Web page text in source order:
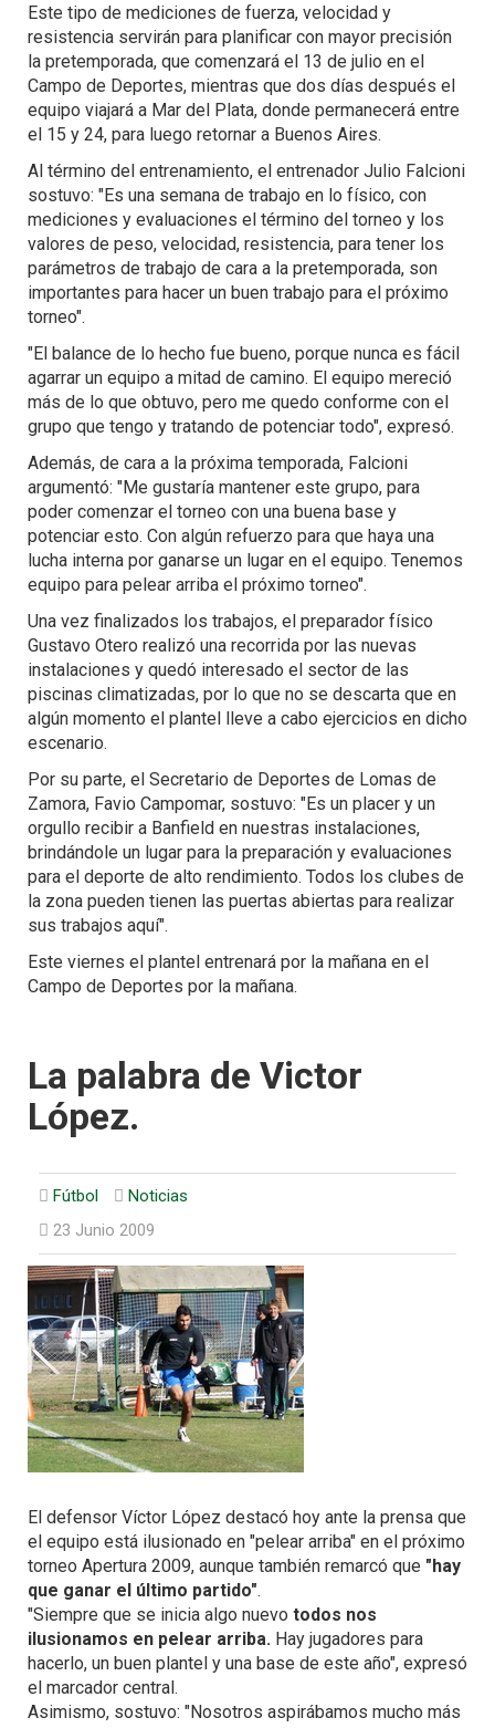
Este tipo de mediciones de fuerza, velocidad y
resistencia servirán para planificar con mayor precisión
la pretemporada, que comenzará el 13 de julio en el
Campo de Deportes, mientras que dos días después el
equipo viajará a Mar del Plata, donde permanecerá entre
el 15 y 24, para luego retornar a Buenos Aires.
Al término del entrenamiento, el entrenador Julio Falcioni
sostuvo: "Es una semana de trabajo en lo físico, con
mediciones y evaluaciones el término del torneo y los
valores de peso, velocidad, resistencia, para tener los
parámetros de trabajo de cara a la pretemporada, son
importantes para hacer un buen trabajo para el próximo
torneo".
"El balance de lo hecho fue bueno, porque nunca es fácil
agarrar un equipo a mitad de camino. El equipo mereció
más de lo que obtuvo, pero me quedo conforme con el
grupo que tengo y tratando de potenciar todo", expresó.
Además, de cara a la próxima temporada, Falcioni
argumentó: "Me gustaría mantener este grupo, para
poder comenzar el torneo con una buena base y
potenciar esto. Con algún refuerzo para que haya una
lucha interna por ganarse un lugar en el equipo. Tenemos
equipo para pelear arriba el próximo torneo".
Una vez finalizados los trabajos, el preparador físico
Gustavo Otero realizó una recorrida por las nuevas
instalaciones y quedó interesado el sector de las
piscinas climatizadas, por lo que no se descarta que en
algún momento el plantel lleve a cabo ejercicios en dicho
escenario.
Por su parte, el Secretario de Deportes de Lomas de
Zamora, Favio Campomar, sostuvo: "Es un placer y un
orgullo recibir a Banfield en nuestras instalaciones,
brindándole un lugar para la preparación y evaluaciones
para el deporte de alto rendimiento. Todos los clubes de
la zona pueden tienen las puertas abiertas para realizar
sus trabajos aquí".
Este viernes el plantel entrenará por la mañana en el
Campo de Deportes por la mañana.
La palabra de Victor
López.
Fútbol
Noticias
23 Junio 2009
El defensor Víctor López destacó hoy ante la prensa que
el equipo está ilusionado en "pelear arriba" en el próximo
torneo Apertura 2009, aunque también remarcó que "hay
que ganar el último partido".
"Siempre que se inicia algo nuevo todos nos
ilusionamos en pelear arriba. Hay jugadores para
hacerlo, un buen plantel y una base de este año", expresó
el marcador central.
Asimismo, sostuvo: "Nosotros aspirábamos mucho más